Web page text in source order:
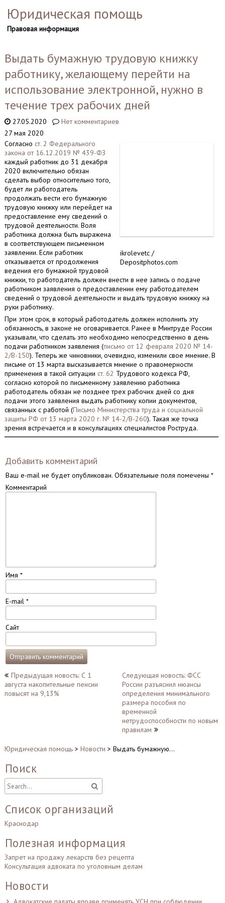
Юридическая помощь
Правовая информация
Выдать бумажную трудовую книжку
работнику, желающему перейти на
использование электронной, нужно в
течение трех рабочих дней
27.05.2020
Нет комментариев
27 мая 2020
ikrolevetc /
Depositphotos.com
Согласно ст. 2 Федерального
закона от 16.12.2019 № 439-ФЗ
каждый работник до 31 декабря
2020 включительно обязан
сделать выбор относительно того,
будет ли работодатель
продолжать вести его бумажную
трудовую книжку или перейдет на
предоставление ему сведений о
трудовой деятельности. Воля
работника должна быть выражена
в соответствующем письменном
заявлении. Если работник
отказывается от продолжения
ведения его бумажной трудовой
книжки, то работодатель должен внести в нее запись о подаче
работником заявления о предоставлении ему работодателем
сведений о трудовой деятельности и выдать трудовую книжку на
руки работнику.
При этом срок, в который работодатель должен исполнить эту
обязанность, в законе не оговаривается. Ранее в Минтруде России
указывали, что сделать это необходимо непосредственно в день
подачи работником заявления (письмо от 12 февраля 2020 № 14-
2/В-150). Теперь же чиновники, очевидно, изменили свое мнение. В
письме от 13 марта высказывается мнение о правомерности
применения в такой ситуации ст. 62 Трудового кодекса РФ,
согласно которой по письменному заявлению работника
работодатель обязан не позднее трех рабочих дней со дня
подачи этого заявления выдать работнику копии документов,
связанных с работой (Письмо Министерства труда и социальной
защиты РФ от 13 марта 2020 г. № 14-2/В-260). Такая же точка
зрения встречается и в консультациях специалистов Роструда.
Добавить комментарий
Ваш e-mail не будет опубликован.Обязательные поля помечены *
Комментарий
Имя *
E-mail *
Сайт
Навигация
по
Предыдущая новость: С 1
августа накопительные пенсии
повысят на 9,13%
Следующая новость: ФСС
России разъяснил нюансы
определения минимального
размера пособия по
временной
нетрудоспособности по новым
правилам
Юридическая помощь> Новости > Выдать бумажную…
Поиск
Список организаций
Краснодар
Полезная информация
Запрет на продажу лекарств без рецепта
Консультация адвоката по уголовным делам
Новости